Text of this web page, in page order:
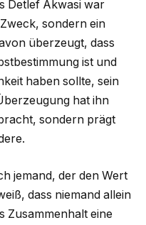
Detlef Akwasi war
sondern ein
überzeugt, dass
ist und
haben sollte, sein
hat ihn
sondern prägt
jemand, der den Wert
dass niemand allein
Zusammenhalt eine